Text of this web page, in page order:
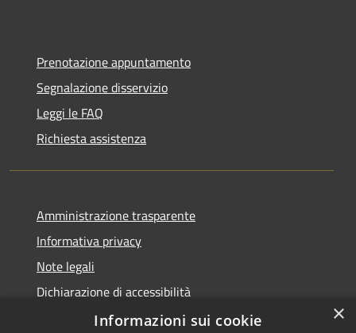
Prenotazione appuntamento
Segnalazione disservizio
Leggi le FAQ
Richiesta assistenza
Amministrazione trasparente
Informativa privacy
Note legali
Dichiarazione di accessibilità
Informative Privacy
×
Informazioni sui cookie